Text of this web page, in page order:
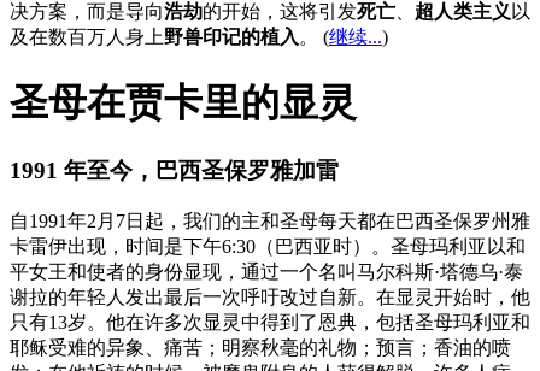
决方案，而是导向浩劫的开始，这将引发死亡 超人类主义 以
及在数百万人身上野兽印记的植入 。 (继续...)
圣母在贾卡里的显灵
1991 年至今，巴西圣保罗雅加雷
自1991年2月7日起，我们的主和圣母每天都在巴西圣保罗州雅
卡雷伊出现，时间是下午6:30（巴西亚时）。圣母玛利亚以和
平女王和使者的身份显现，通过一个名叫马尔科斯·塔德乌·泰
谢拉的年轻人发出最后一次呼吁改过自新。在显灵开始时，他
只有13岁。他在许多次显灵中得到了恩典，包括圣母玛利亚和
耶稣受难的异象、痛苦；明察秋毫的礼物；预言；香油的喷